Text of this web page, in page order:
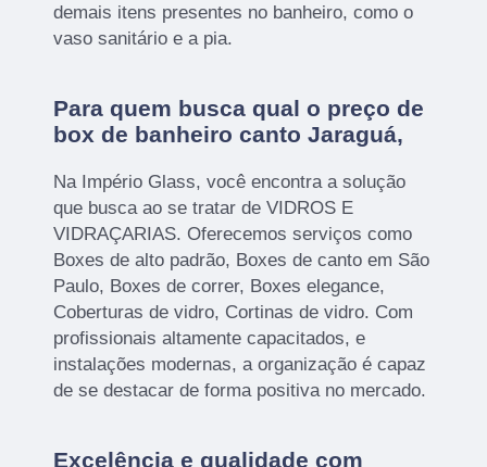
demais itens presentes no banheiro, como o
vaso sanitário e a pia.
Para quem busca qual o preço de
box de banheiro canto Jaraguá,
Na Império Glass, você encontra a solução
que busca ao se tratar de VIDROS E
VIDRAÇARIAS. Oferecemos serviços como
Boxes de alto padrão, Boxes de canto em São
Paulo, Boxes de correr, Boxes elegance,
Coberturas de vidro, Cortinas de vidro. Com
profissionais altamente capacitados, e
instalações modernas, a organização é capaz
de se destacar de forma positiva no mercado.
Excelência e qualidade com